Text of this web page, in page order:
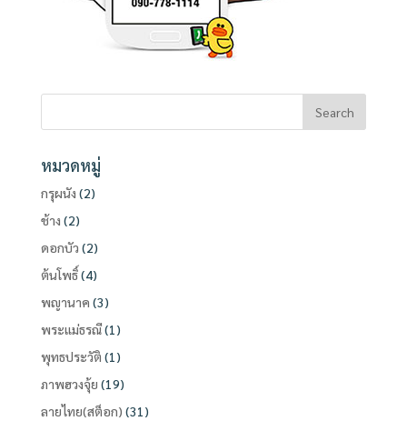
หมวดหมู่
กรุผนัง (2)
ช้าง (2)
ดอกบัว (2)
ต้นโพธิ์(4)
พญานาค (3)
พระแม่ธรณี(1)
พุทธประวัติ (1)
ภาพฮวงจุ้ย (19)
ลายไทย(สต็อก) (31)